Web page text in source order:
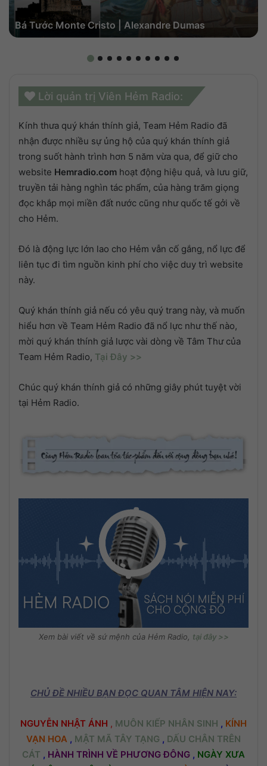
Bá Tước Monte Cristo | Alexandre Dumas
Lời quản trị Viên Hẻm Radio:
Kính thưa quý khán thính giả, Team Hẻm Radio đã
nhận được nhiều sự ủng hộ của quý khán thính giả
trong suốt hành trình hơn 5 năm vừa qua, để giữ cho
website Hemradio.com hoạt động hiệu quả, và lưu giữ,
truyền tải hàng nghìn tác phẩm, của hàng trăm giọng
đọc khắp mọi miền đất nước cũng như quốc tế gởi về
cho Hẻm.
Đó là động lực lớn lao cho Hẻm vẫn cố gắng, nổ lực để
liên tục đi tìm nguồn kinh phí cho việc duy trì website
này.
Quý khán thính giả nếu có yêu quý trang này, và muốn
hiểu hơn về Team Hẻm Radio đã nổ lực như thế nào,
mời quý khán thính giả lược vài dòng về Tâm Thư của
Team Hẻm Radio, Tại Đây >>
Chúc quý khán thính giả có những giây phút tuyệt vời
tại Hẻm Radio.
Xem bài viết về sứ mệnh của Hẻm Radio, tại đây >>
CHỦ ĐỀ NHIỀU BẠN ĐỌC QUAN TÂM HIỆN NAY:
NGUYỄN NHẬT ÁNH , MUÔN KIẾP NHÂN SINH , KÍNH
VẠN HOA , MẬT MÃ TÂY TẠNG , DẤU CHÂN TRÊN
CÁT , HÀNH TRÌNH VỀ PHƯƠNG ĐÔNG , NGÀY XƯA